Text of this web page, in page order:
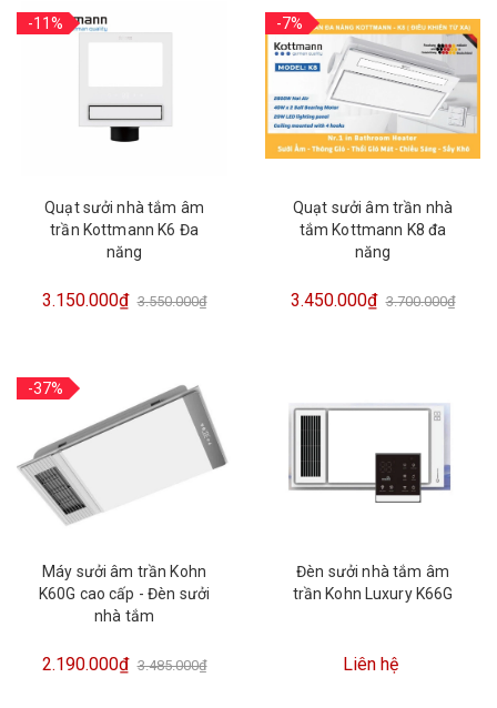
-11%
Quạt sưởi nhà tắm âm
trần Kottmann K6 Đa
năng
3.150.000₫ 3.550.000₫
-7%
Quạt sưởi âm trần nhà
tắm Kottmann K8 đa
năng
3.450.000₫ 3.700.000₫
-37%
Máy sưởi âm trần Kohn
K60G cao cấp - Đèn sưởi
nhà tắm
2.190.000₫ 3.485.000₫
Đèn sưởi nhà tắm âm
trần Kohn Luxury K66G
Liên hệ